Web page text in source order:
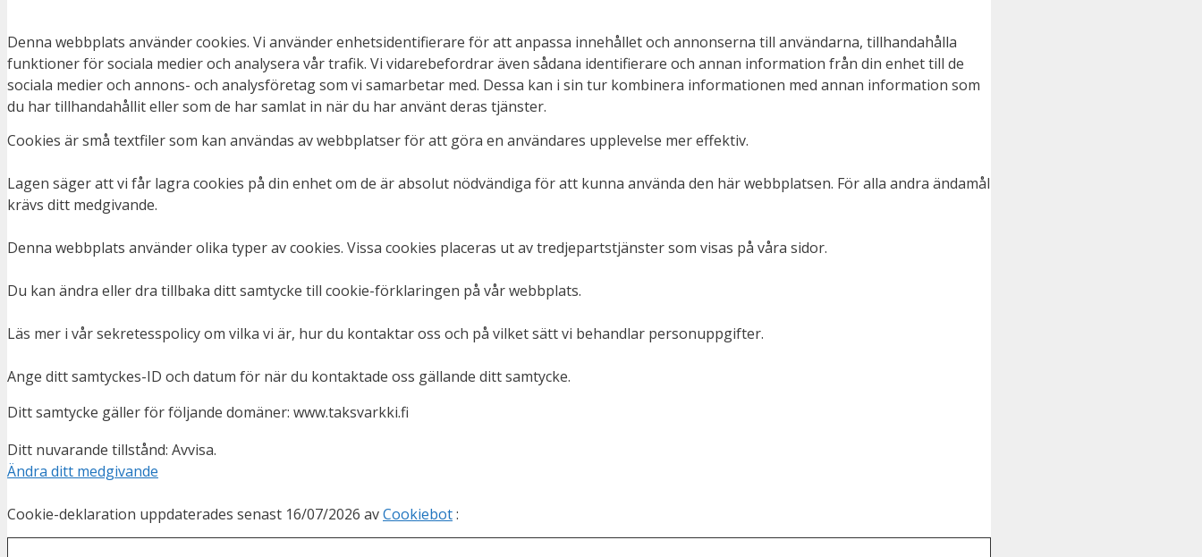
Denna webbplats använder cookies. Vi använder enhetsidentifierare för att anpassa innehållet och annonserna till användarna, tillhandahålla
funktioner för sociala medier och analysera vår trafik. Vi vidarebefordrar även sådana identifierare och annan information från din enhet till de
sociala medier och annons- och analysföretag som vi samarbetar med. Dessa kan i sin tur kombinera informationen med annan information som
du har tillhandahållit eller som de har samlat in när du har använt deras tjänster.
Cookies är små textfiler som kan användas av webbplatser för att göra en användares upplevelse mer effektiv.
Lagen säger att vi får lagra cookies på din enhet om de är absolut nödvändiga för att kunna använda den här webbplatsen. För alla andra ändamål
krävs ditt medgivande.
Denna webbplats använder olika typer av cookies. Vissa cookies placeras ut av tredjepartstjänster som visas på våra sidor.
Du kan ändra eller dra tillbaka ditt samtycke till cookie-förklaringen på vår webbplats.
Läs mer i vår sekretesspolicy om vilka vi är, hur du kontaktar oss och på vilket sätt vi behandlar personuppgifter.
Ange ditt samtyckes-ID och datum för när du kontaktade oss gällande ditt samtycke.
Ditt samtycke gäller för följande domäner: www.taksvarkki.fi
Ditt nuvarande tillstånd: Avvisa.
Ändra ditt medgivande
Cookie-deklaration uppdaterades senast 16/07/2026 avCookiebot: